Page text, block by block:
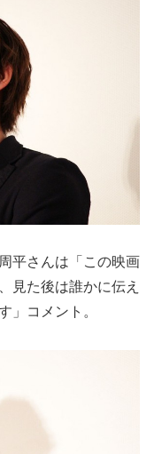
平さんは「この映画
見た後は誰かに伝え
」コメント。